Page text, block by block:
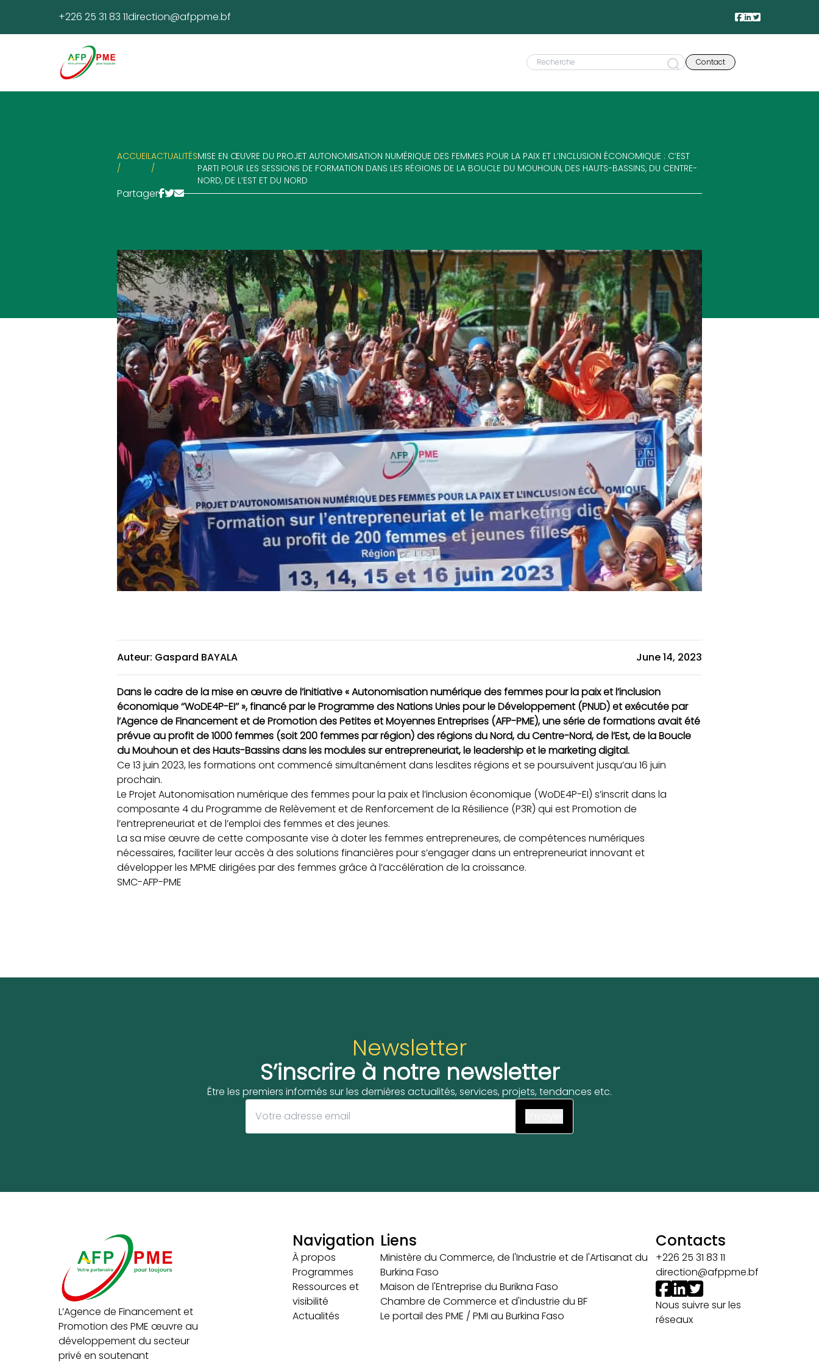
+226 25 31 83 11direction@afppme.bf
Contact
ACCUEIL
/
ACTUALITÉS
/
MISE EN ŒUVRE DU PROJET AUTONOMISATION NUMÉRIQUE DES FEMMES POUR LA PAIX ET L’INCLUSION ÉCONOMIQUE : C’EST
PARTI POUR LES SESSIONS DE FORMATION DANS LES RÉGIONS DE LA BOUCLE DU MOUHOUN, DES HAUTS-BASSINS, DU CENTRE-
NORD, DE L’EST ET DU NORD
Partager
Auteur: Gaspard BAYALA June 14, 2023
Dans le cadre de la mise en œuvre de l’initiative « Autonomisation numérique des femmes pour la paix et l’inclusion
économique ‘’WoDE4P-EI’’ », financé par le Programme des Nations Unies pour le Développement (PNUD) et exécutée par
l’Agence de Financement et de Promotion des Petites et Moyennes Entreprises (AFP-PME), une série de formations avait été
prévue au profit de 1000 femmes (soit 200 femmes par région) des régions du Nord, du Centre-Nord, de l’Est, de la Boucle
du Mouhoun et des Hauts-Bassins dans les modules sur entrepreneuriat, le leadership et le marketing digital.
Ce 13 juin 2023, les formations ont commencé simultanément dans lesdites régions et se poursuivent jusqu’au 16 juin
prochain.
Le Projet Autonomisation numérique des femmes pour la paix et l’inclusion économique (WoDE4P-EI) s’inscrit dans la
composante 4 du Programme de Relèvement et de Renforcement de la Résilience (P3R) qui est Promotion de
l’entrepreneuriat et de l’emploi des femmes et des jeunes.
La sa mise œuvre de cette composante vise à doter les femmes entrepreneures, de compétences numériques
nécessaires, faciliter leur accès à des solutions financières pour s’engager dans un entrepreneuriat innovant et
développer les MPME dirigées par des femmes grâce à l’accélération de la croissance.
SMC-AFP-PME
Newsletter
S’inscrire à notre newsletter
Être les premiers informés sur les dernières actualités, services, projets, tendances etc.
L’Agence de Financement et
Promotion des PME œuvre au
développement du secteur
privé en soutenant
Navigation
À propos
Programmes
Ressources et
visibilité
Actualités
Liens
Ministère du Commerce, de l'Industrie et de l'Artisanat du
Burkina Faso
Maison de l'Entreprise du Burikna Faso
Chambre de Commerce et d'industrie du BF
Le portail des PME / PMI au Burkina Faso
Contacts
+226 25 31 83 11
direction@afppme.bf
Nous suivre sur les
réseaux